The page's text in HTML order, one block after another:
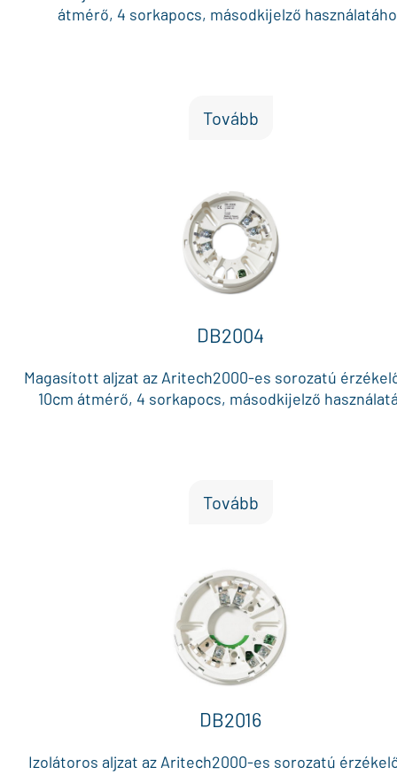
átmérő, 4 sorkapocs, másodkijelző
Tovább
DB2004
Magasított aljzat az Aritech2000-es sorozatú
10cm átmérő, 4 sorkapocs, másodkijelző
Tovább
DB2016
Izolátoros aljzat az Aritech2000-es sorozatú